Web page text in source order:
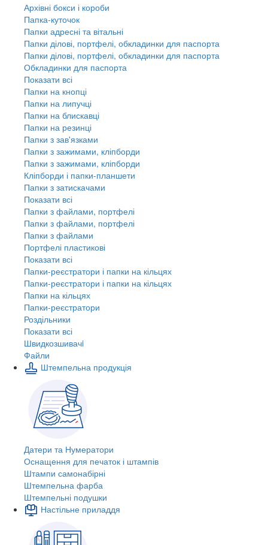
Архівні бокси і короби
Папка-куточок
Папки адресні та вітальні
Папки ділові, портфелі, обкладинки для паспорта
Папки ділові, портфелі, обкладинки для паспорта
Обкладинки для паспорта
Показати всі
Папки на кнопці
Папки на липучці
Папки на блискавці
Папки на резинці
Папки з зав'язками
Папки з зажимами, кліпборди
Папки з зажимами, кліпборди
Кліпборди і папки-планшети
Папки з затискачами
Показати всі
Папки з файлами, портфелі
Папки з файлами, портфелі
Папки з файлами
Портфелі пластикові
Показати всі
Папки-реєстратори і папки на кільцях
Папки-реєстратори і папки на кільцях
Папки на кільцях
Папки-реєстратори
Роздільники
Показати всі
Швидкозшивачi
Файли
Штемпельна продукція
Датери та Нумератори
Оснащення для печаток і штампів
Штампи самонабірні
Штемпельна фарба
Штемпельні подушки
Настільне приладдя